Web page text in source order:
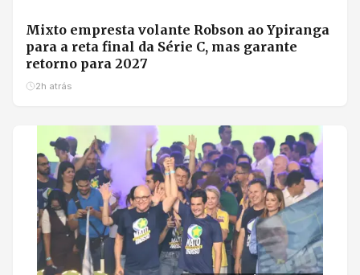
Mixto empresta volante Robson ao Ypiranga
para a reta final da Série C, mas garante
retorno para 2027
2h atrás